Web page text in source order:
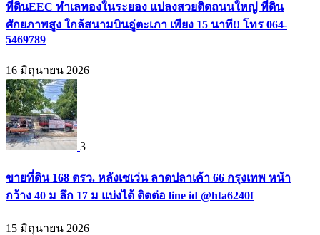
ที่ดินEEC ทำเลทองในระยอง แปลงสวยติดถนนใหญ่ ที่ดิน
ศักยภาพสูง ใกล้สนามบินอู่ตะเภา เพียง 15 นาที!! โทร 064-
5469789
16 มิถุนายน 2026
3
ขายที่ดิน 168 ตรว. หลังเซเว่น ลาดปลาเค้า 66 กรุงเทพ หน้า
กว้าง 40 ม ลึก 17 ม แบ่งได้ ติดต่อ line id @hta6240f
15 มิถุนายน 2026